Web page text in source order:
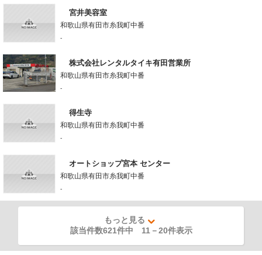
宮井美容室
和歌山県有田市糸我町中番
-
株式会社レンタルタイキ有田営業所
和歌山県有田市糸我町中番
-
得生寺
和歌山県有田市糸我町中番
-
オートショップ宮本 センター
和歌山県有田市糸我町中番
-
もっと見る
該当件数621件中 11 －20件表示